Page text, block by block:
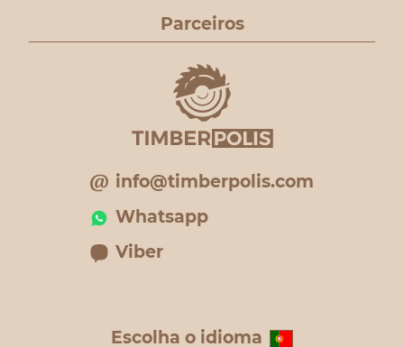
Parceiros
info@timberpolis.com
Whatsapp
Viber
Escolha o idioma